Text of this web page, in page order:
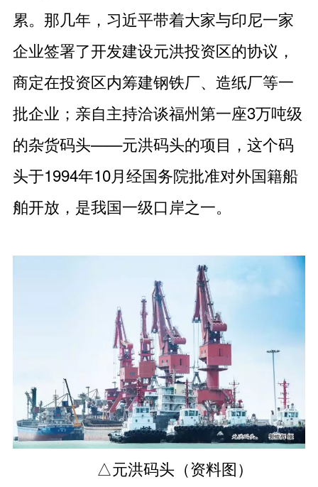
累。那几年，习近平带着大家与印尼一家
企业签署了开发建设元洪投资区的协议，
商定在投资区内筹建钢铁厂、造纸厂等一
批企业；亲自主持洽谈福州第一座3万吨级
的杂货码头——元洪码头的项目，这个码
头于1994年10月经国务院批准对外国籍船
舶开放，是我国一级口岸之一。
△元洪码头（资料图）